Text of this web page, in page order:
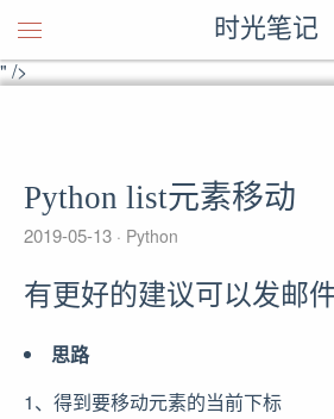
有更好的建议可以发邮件讨论，感谢
" />有更好的建议可以发邮件讨论，感谢
" />
时光笔记
Python list元素移动
2019-05-13 Python
有更好的建议可以发邮
思路
1、得到要移动元素的当前下标